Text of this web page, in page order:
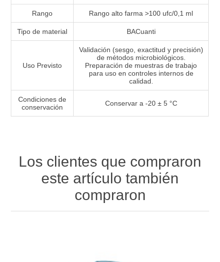
Rango Rango alto farma >100 ufc/0,1 ml
Tipo de material BACuanti
Uso Previsto
Validación (sesgo, exactitud y precisión)
de métodos microbiológicos.
Preparación de muestras de trabajo
para uso en controles internos de
calidad.
Condiciones de
conservación
Conservar a -20 ± 5 °C
Los clientes que compraron
este artículo también
compraron